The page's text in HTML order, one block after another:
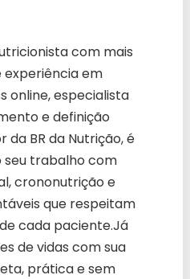
com mais
experiência em
online, especialista
e definição
da BR da Nutrição, é
seu trabalho com
crononutrição e
que respeitam
cada paciente.Já
de vidas com sua
prática e sem